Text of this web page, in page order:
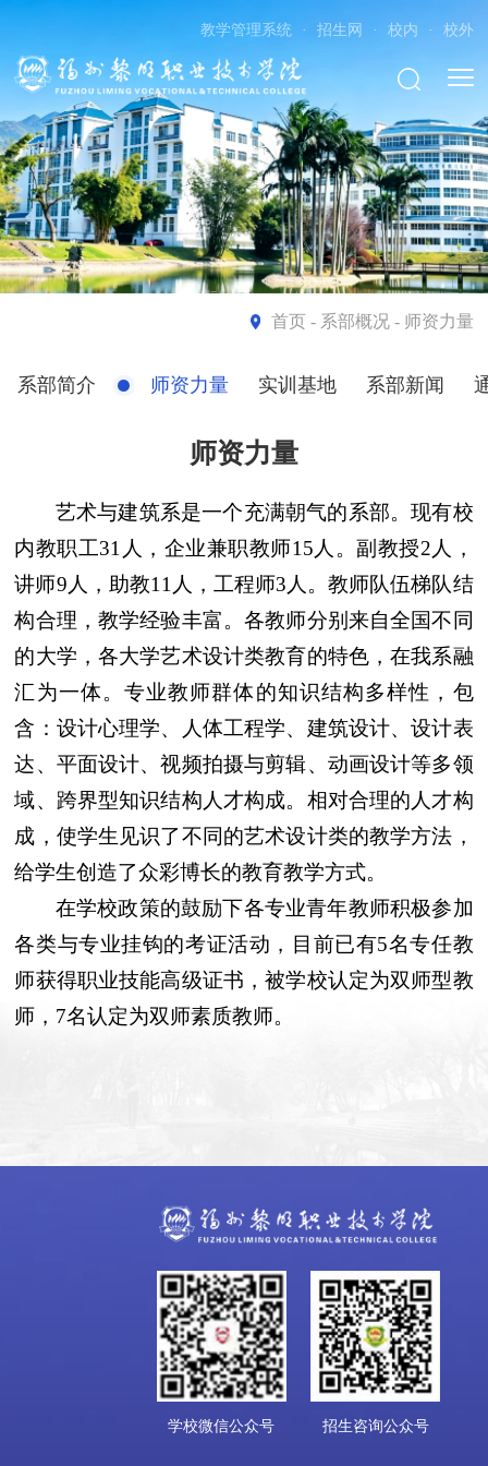
教学管理系统 · 招生网 · 校内 · 校外
首页- 系部概况 - 师资力量
系部简介 师资力量 实训基地 系部新闻
师资力量
艺术与建筑系是一个充满朝气的系部。现有校
内教职工31 人，企业兼职教师15 人 。副教授2人，
讲师9人，助教11人，工程师3 人。教师队伍梯队结
构合理，教学经验丰富。各教师分别来自全国不同
的大学，各大学艺术设计类教育的特色，在我系融
汇为一体。专业教师群体的知识结构多样性，包
含：设计心理学、人体工程学、建筑设计、设计表
达、 平面设计、视频拍摄与剪辑、 动画设计等多领
域、跨界型知识结构人才构成。相对合理的人才构
成，使学生见识了不同的艺术设计类的教学方法，
给学生创造了众彩博长的教育教学方式。
在学校政策的鼓励下各专业青年教师积极参加
各类与专业挂钩的考证活动，目前已有5名专任教
师获得职业技能高级证书，被学校认定为双师型教
师， 7名认定为双师素质教师。
学校微信公众号 招生咨询公众号